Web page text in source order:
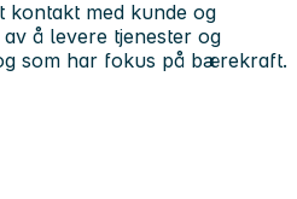
kontakt med kunde og
å levere tjenester og
som har fokus på bærekraft.